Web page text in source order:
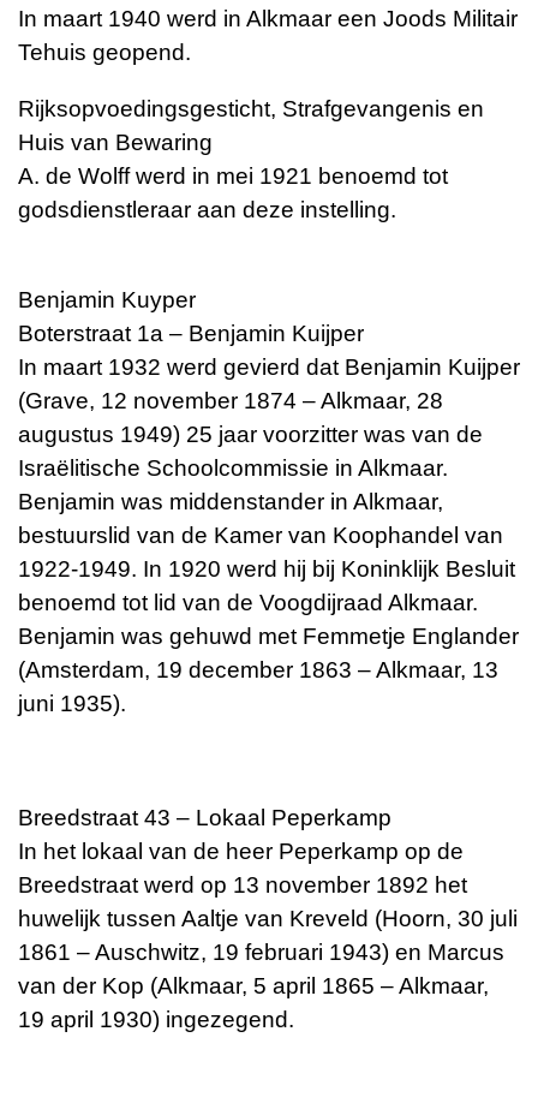
In maart 1940 werd in Alkmaar een Joods Militair
Tehuis geopend.
Rijksopvoedingsgesticht, Strafgevangenis en
Huis van Bewaring
A. de Wolff werd in mei 1921 benoemd tot
godsdienstleraar aan deze instelling.
Benjamin Kuyper
Boterstraat 1a – Benjamin Kuijper
In maart 1932 werd gevierd dat Benjamin Kuijper
(Grave, 12 november 1874 – Alkmaar, 28
augustus 1949) 25 jaar voorzitter was van de
Israëlitische Schoolcommissie in Alkmaar.
Benjamin was middenstander in Alkmaar,
bestuurslid van de Kamer van Koophandel van
1922-1949. In 1920 werd hij bij Koninklijk Besluit
benoemd tot lid van de Voogdijraad Alkmaar.
Benjamin was gehuwd met Femmetje Englander
(Amsterdam, 19 december 1863 – Alkmaar, 13
juni 1935).
Breedstraat 43 – Lokaal Peperkamp
In het lokaal van de heer Peperkamp op de
Breedstraat werd op 13 november 1892 het
huwelijk tussen Aaltje van Kreveld (Hoorn, 30 juli
1861 – Auschwitz, 19 februari 1943) en Marcus
van der Kop (Alkmaar, 5 april 1865 – Alkmaar,
19 april 1930) ingezegend.